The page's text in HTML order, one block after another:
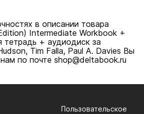
в описании товара
Intermediate Workbook +
тетрадь + аудиодиск за
Tim Falla, Paul A. Davies Вы
по почте shop@deltabook.ru
Пользовательское